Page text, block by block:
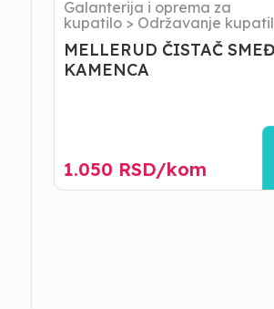
Galanterija i oprema za
kupatilo > Održavanje
MELLERUD ČISTAČ
KAMENCA
1.050 RSD/kom